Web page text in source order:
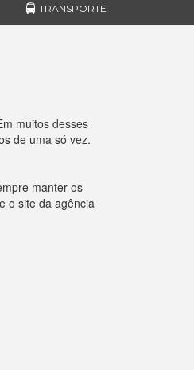
TRANSPORTE
muitos desses
de uma só vez.
manter os
o site da agência